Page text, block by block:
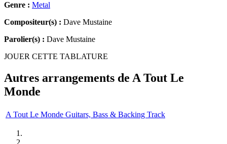
Genre : Metal
Compositeur(s) : Dave Mustaine
Parolier(s) : Dave Mustaine
JOUER CETTE TABLATURE
Autres arrangements de A Tout Le
Monde
A Tout Le Monde Guitars, Bass & Backing Track